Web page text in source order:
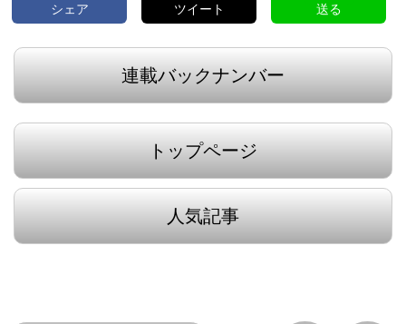
シェア ツイート 送る
連載バックナンバー
トップページ
人気記事